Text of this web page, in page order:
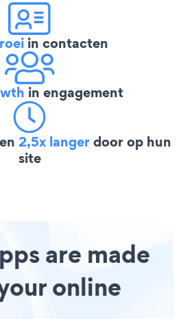
in contacten
in engagement
2,5x langerdoor op hun
site
are made
online